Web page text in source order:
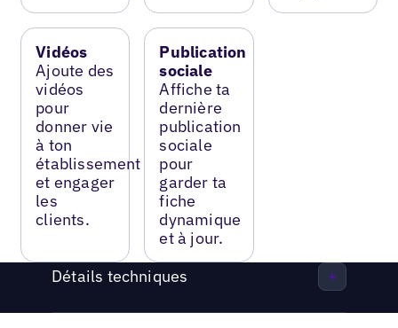
Vidéos
Ajoute des
vidéos
pour
donner vie
à ton
établissement
et engager
les
clients.
Publication
sociale
Affiche ta
dernière
publication
sociale
pour
garder ta
fiche
dynamique
et à jour.
Détails techniques